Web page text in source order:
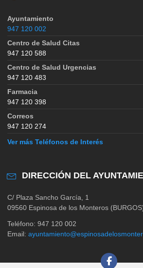
Ayuntamiento
947 120 002
Centro de Salud Citas
947 120 588
Centro de Salud Urgencias
947 120 483
Farmacia
947 120 398
Correos
947 120 274
Ver más Teléfonos de Interés
DIRECCIÓN DEL
C/ Plaza Sancho García, 1
09560 Espinosa de los Monteros
Teléfono: 947 120 002
Email: